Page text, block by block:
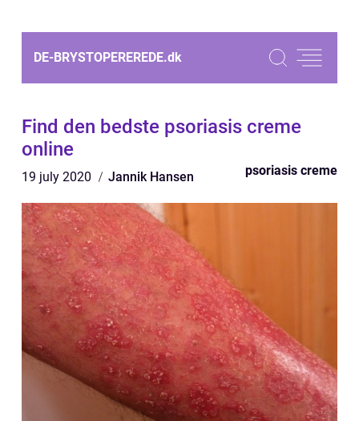
DE-BRYSTOPEREREDE.dk
Find den bedste psoriasis creme
online
19 july 2020 Jannik Hansen psoriasis creme